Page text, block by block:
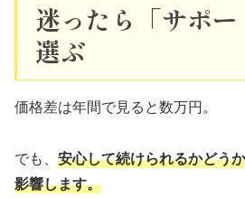
迷ったら「サポ
選ぶ
価格差は年間で見ると数万円。
でも、 安心して続けられるかどう
影響します。